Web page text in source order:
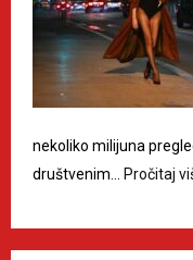
nekoliko milijuna
društvenim…
Pročitaj